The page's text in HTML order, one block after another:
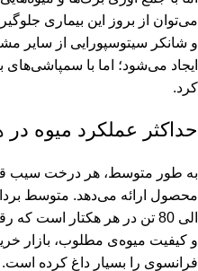
می‌توان از بروز این بیماری
و شانکر سیتوسپورایی از سایر
ایجاد می‌شود؛ اما با
کرد.
حداکثر عملکرد میوه در
الی 80 تن در هر هکتار است
و کیفیت میوه‌ی مطلوب، بازار
فرانسوی را بسیار داغ کرده است.